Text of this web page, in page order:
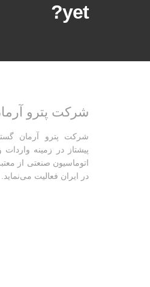
yet?
شرکت پترو
شرکت پترو آرمان
پیشتاز در زمینه
اتوماسیون صنعتی از
در ایران فعالیت‌‌ می‌نماید.